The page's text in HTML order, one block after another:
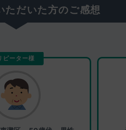
ただいた方のご感想
ピーター様